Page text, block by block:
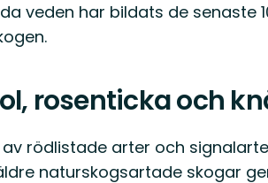
veden har bildats de senaste
rosenticka och
av rödlistade arter och
naturskogsartade skogar